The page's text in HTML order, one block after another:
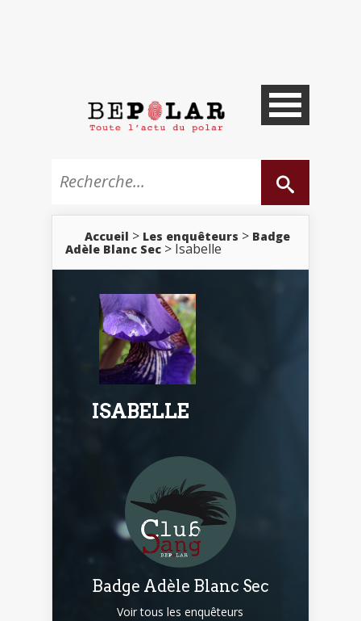
Accueil > Les enquêteurs > Badge
Adèle Blanc Sec > Isabelle
ISABELLE
Badge Adèle Blanc Sec
Voir tous les enquêteurs